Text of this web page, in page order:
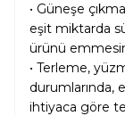
• Güneşe
eşit miktarda
ürünü
• Terleme,
durumlarında,
ihtiyaca göre